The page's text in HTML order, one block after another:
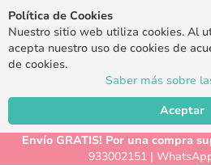
Política de Cookies
Nuestro sitio web utiliza cookies. Al
acepta nuestro uso de cookies de
de cookies.
Saber más sobre
Aceptar
Envío GRATIS! Por una compra
933002151 |